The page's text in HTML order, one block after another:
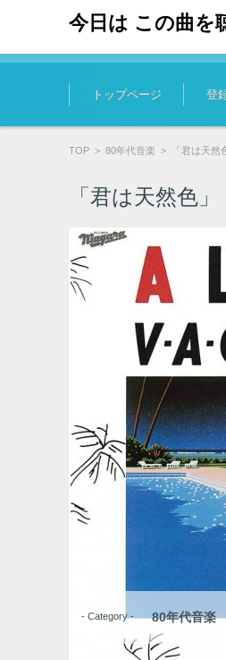
今日は この曲を
コンテンツに移動
トップページ 登
TOP > 80年代音楽 > 「君は天
「君は天然色
- Category - 80年代音楽